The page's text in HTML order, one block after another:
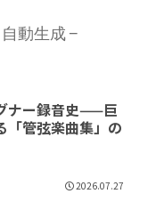
動生成
ナー録音史——巨
「管弦楽曲集」の
2026.07.27